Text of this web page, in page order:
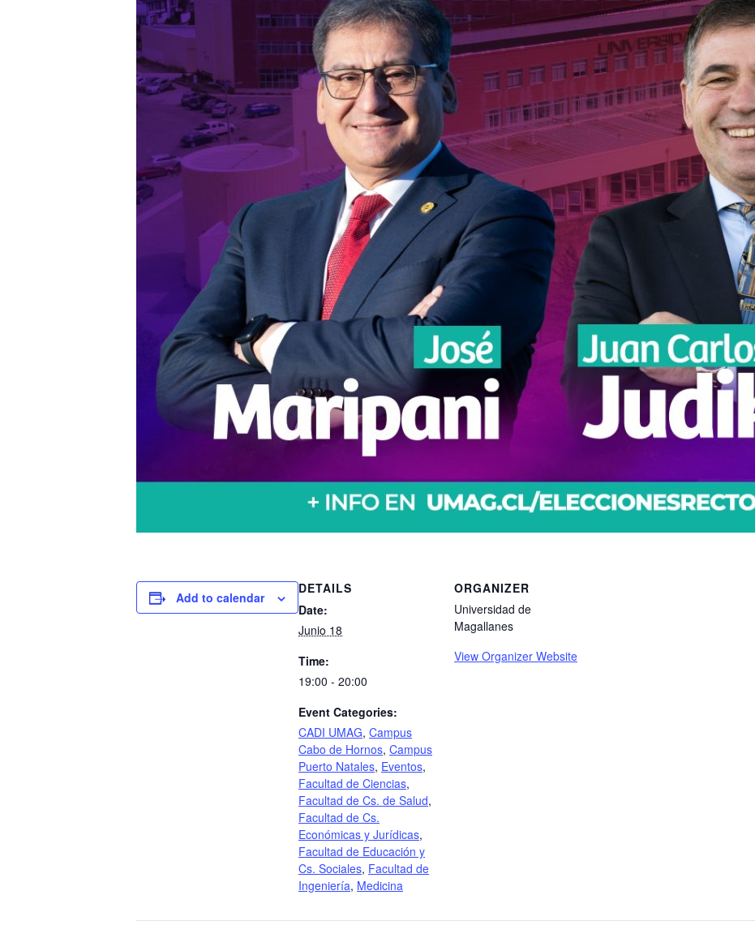
Add to calendar
DETAILS
Date:
Junio 18
Time:
19:00 - 20:00
Event Categories:
CADI UMAG, Campus
Cabo de Hornos, Campus
Puerto Natales, Eventos,
Facultad de Ciencias,
Facultad de Cs. de Salud,
Facultad de Cs.
Económicas y Jurídicas,
Facultad de Educación y
Cs. Sociales, Facultad de
Ingeniería, Medicina
ORGANIZER
Universidad de
Magallanes
View Organizer Website